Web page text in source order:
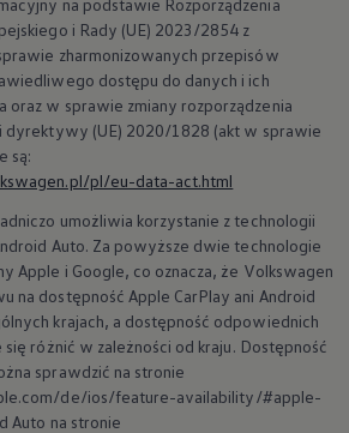
i Rady (UE) 2023/2854 z
zharmonizowanych przepisów
dostępu do danych i ich
oraz w sprawie zmiany rozporządzenia
dyrektywy (UE) 2020/1828 (akt w sprawie
są:
pl/eu-data-act.html
umożliwia korzystanie z technologii
Auto. Za powyższe dwie technologie
Apple i Google, co oznacza, że Volkswagen
na dostępność Apple CarPlay ani Android
krajach, a dostępność odpowiednich
różnić w zależności od kraju. Dostępność
sprawdzić na stronie
de/ios/feature-availability/#apple-
Auto na stronie